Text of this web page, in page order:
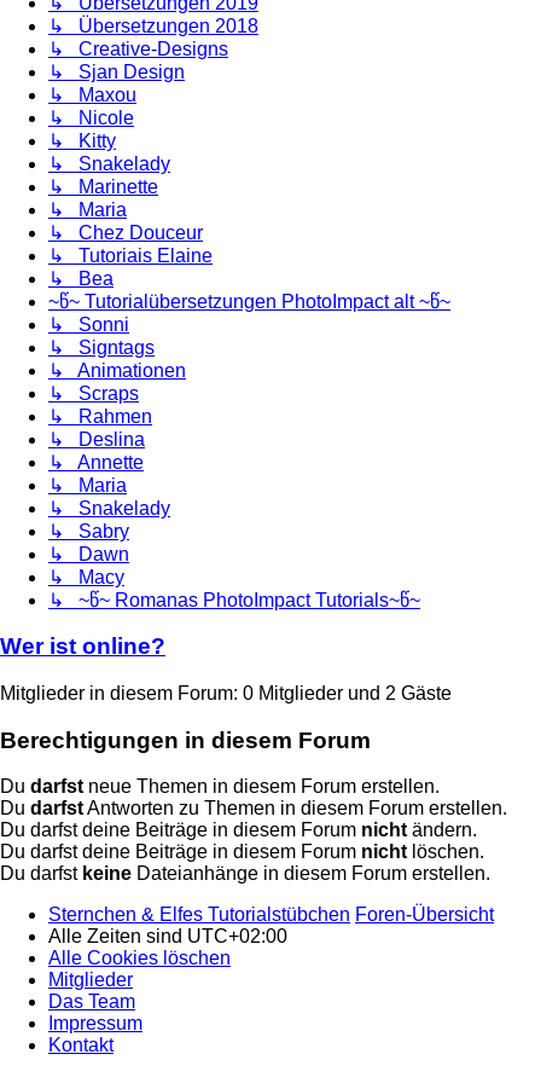
↳ Übersetzungen 2018
↳ Creative-Designs
↳ Sjan Design
↳ Maxou
↳ Nicole
↳ Kitty
↳ Snakelady
↳ Marinette
↳ Maria
↳ Chez Douceur
↳ Tutoriais Elaine
↳ Bea
~წ~ Tutorialübersetzungen PhotoImpact alt ~წ~
↳ Sonni
↳ Signtags
↳ Animationen
↳ Scraps
↳ Rahmen
↳ Deslina
↳ Annette
↳ Maria
↳ Snakelady
↳ Sabry
↳ Dawn
↳ Macy
↳ ~წ~ Romanas PhotoImpact Tutorials~წ~
Wer ist online?
Mitglieder in diesem Forum: 0 Mitglieder und 2 Gäste
Berechtigungen in diesem Forum
Du darfstneue Themen in diesem Forum erstellen.
Du darfstAntworten zu Themen in diesem Forum erstellen.
Du darfst deine Beiträge in diesem Forum nichtändern.
Du darfst deine Beiträge in diesem Forum nichtlöschen.
Du darfst keine Dateianhänge in diesem Forum erstellen.
Sternchen & Elfes Tutorialstübchen Foren-Übersicht
Alle Zeiten sind UTC+02:00
Alle Cookies löschen
Mitglieder
Das Team
Impressum
Kontakt